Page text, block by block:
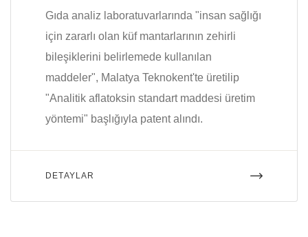
Gıda analiz laboratuvarlarında "insan sağlığı
için zararlı olan küf mantarlarının zehirli
bileşiklerini belirlemede kullanılan
maddeler", Malatya Teknokent'te üretilip
"Analitik aflatoksin standart maddesi üretim
yöntemi" başlığıyla patent alındı.
DETAYLAR